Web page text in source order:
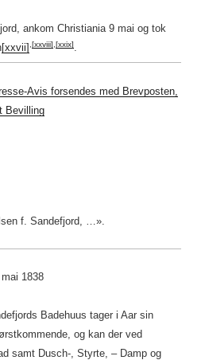
ankom Christiania 9 mai og tok
[xxvii] [xxviii] [xxix]
Avis forsendes med Brevposten,
Bevilling
f. Sandefjord, …».
1838
Badehuus tager i Aar sin
og kan der ved
samt Dusch-, Styrte, – Damp og